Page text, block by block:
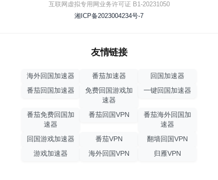
互联网虚拟专用网业务许可证 B1-20231050
湘ICP备2023004234号-7
友情链接
海外回国加速器 番茄加速器
回国加速器
番茄回国加速器
免费回国游戏加
速器
一键回国加速器
番茄免费回国加
速器
番茄回国VPN
番茄海外回国加
速器
回国游戏加速器
番茄VPN
翻墙回国VPN
游戏加速器
海外回国VPN 归雁VPN